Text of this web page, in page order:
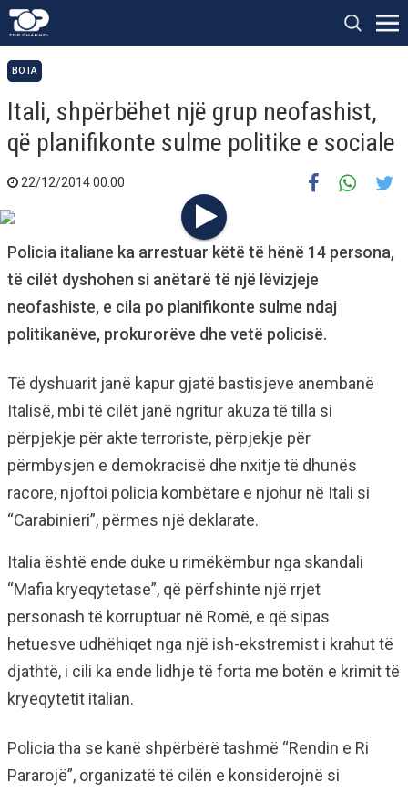
BOTA
Itali, shpërbëhet një grup neofashist,
që planifikonte sulme politike e sociale
22/12/2014 00:00
Policia italiane ka arrestuar këtë të hënë 14 persona,
të cilët dyshohen si anëtarë të një lëvizjeje
neofashiste, e cila po planifikonte sulme ndaj
politikanëve, prokurorëve dhe vetë policisë.
Të dyshuarit janë kapur gjatë bastisjeve anembanë
Italisë, mbi të cilët janë ngritur akuza të tilla si
përpjekje për akte terroriste, përpjekje për
përmbysjen e demokracisë dhe nxitje të dhunës
racore, njoftoi policia kombëtare e njohur në Itali si
“Carabinieri”, përmes një deklarate.
Italia është ende duke u rimëkëmbur nga skandali
“Mafia kryeqytetase”, që përfshinte një rrjet
personash të korruptuar në Romë, e që sipas
hetuesve udhëhiqet nga një ish-ekstremist i krahut të
djathtë, i cili ka ende lidhje të forta me botën e krimit të
kryeqytetit italian.
Policia tha se kanë shpërbërë tashmë “Rendin e Ri
Pararojë”, organizatë të cilën e konsiderojnë si